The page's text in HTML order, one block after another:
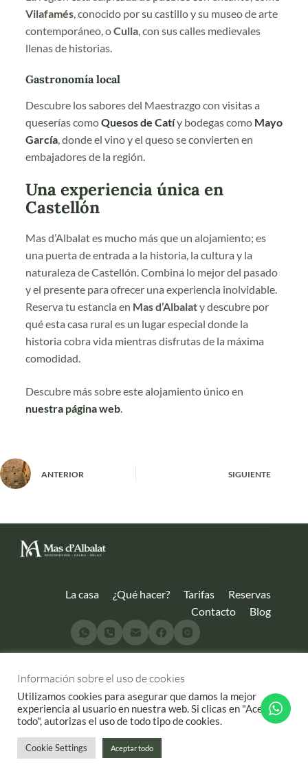
Vilafamés, conocido por su castillo y su museo de arte
contemporáneo, oCulla, con sus calles medievales
llenas de historias.
Gastronomía local
Descubre los sabores del Maestrazgo con visitas a
queserías comoQuesos de Catíy bodegas como Mayo
García, donde el vino y el queso se convierten en
embajadores de la región.
Una experiencia única en
Castellón
Mas d’Albalat es mucho más que un alojamiento; es
una puerta de entrada a la historia, la cultura y la
naturaleza de Castellón. Combina lo mejor del pasado
y el presente para ofrecer una experiencia inolvidable.
Reserva tu estancia en Mas d’Albalaty descubre por
qué esta casa rural es un lugar especial donde la
historia cobra vida mientras disfrutas de la máxima
comodidad.
Descubre más sobre este alojamiento único en
nuestra página web.
ANTERIOR SIGUIENTE
La casa ¿Qué hacer? Tarifas
Reservas
Contacto
Blog
Ref Catastral: 001800300YK56E0001AY | Nº de registro: CV-
ARU000561-CS
© 2025 Mas d'Albalat.Todos los derechos reservados.
Aviso Legal |Condiciones de Reserva
Información sobre el uso de cookies
Utilizamos cookies para asegurar que damos la mejor
experiencia al usuario en nuestra web. Si clicas en "Aceptar
todo", autorizas el uso de todo tipo de cookies.
Cookie Settings Aceptar todo